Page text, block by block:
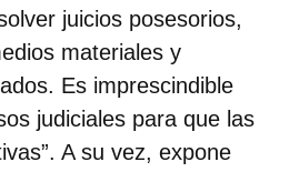
juicios posesorios,
materiales y
Es imprescindible
judiciales para que las
A su vez, expone